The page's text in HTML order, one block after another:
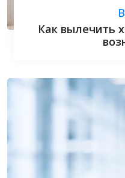
Как вылечить